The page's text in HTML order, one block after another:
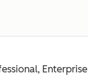
Enterprise